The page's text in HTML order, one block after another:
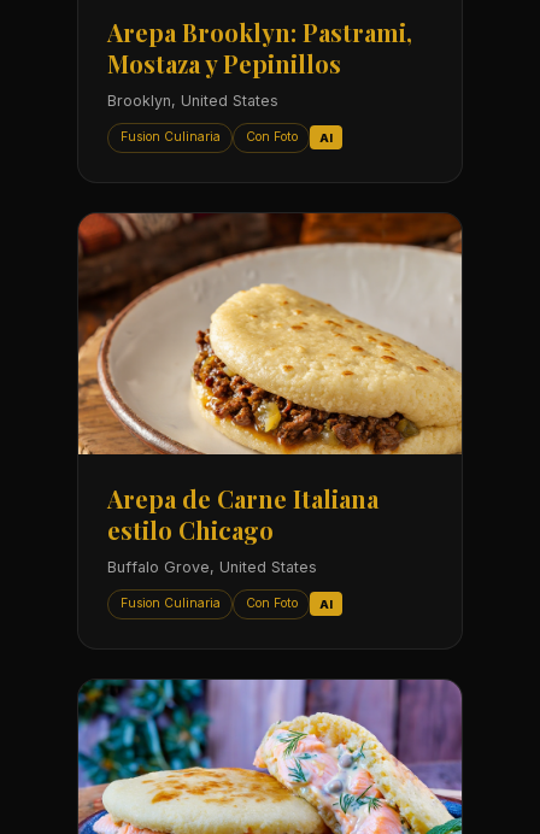
Arepa Brooklyn: Pastrami,
Mostaza y Pepinillos
Brooklyn, United States
Fusion Culinaria Con Foto AI
Arepa de Carne Italiana
estilo Chicago
Buffalo Grove, United States
Fusion Culinaria Con Foto AI